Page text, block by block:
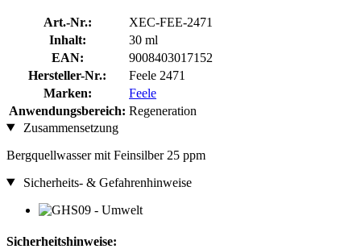
Art.-Nr.:
XEC-FEE-2471
Inhalt:
30 ml
EAN:
9008403017152
Hersteller-Nr.:
Feele 2471
Marken:
Feele
Anwendungsbereich: Regeneration
Zusammensetzung
Bergquellwasser mit Feinsilber 25 ppm
Sicherheits- & Gefahrenhinweise
Sicherheitshinweise: